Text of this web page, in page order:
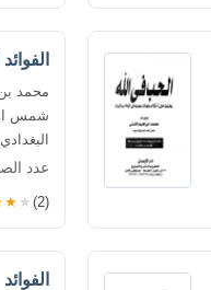
محمد
شمس
البغدادي
عدد
(2)
الفوائد